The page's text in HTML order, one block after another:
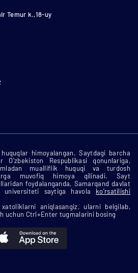
Temur k.,18-uy
himoyalangan. Saytdagi barcha
O'zbekiston Respublikasi qonunlariga,
mualliflik huquqi va turdosh
muvofiq himoya qilinadi. Sayt
foydalanganda, Samarqand davlat
universiteti saytiga havola ko'rsatilishi
aniqlasangiz, ularni belgilab,
uchun Ctrl+Enter tugmalarini bosing